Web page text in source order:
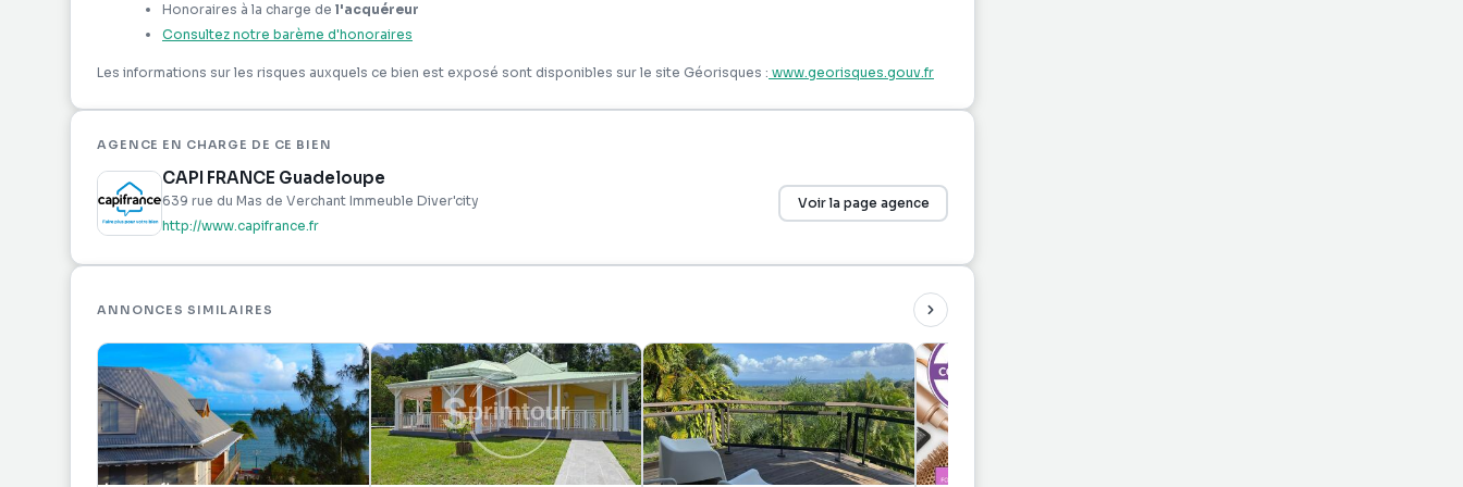
Construction de 2019 sous décennales encore valables ;
Architecture signée par un architecte DPLG ;
Toiture isolée ;
Menuiseries aluminium ;
Volets roulants électriques ;
Portail motorisé ;
Cabanon de rangement ;
Terrain entièrement clôturé.
Actuellement exploitée en location saisonnière, cette propriété
Honoraires à la charge de l'acquéreur
Consultez notre barème d'honoraires
Les informations sur les risques auxquels ce bien est exposé sont disponibles sur le site Géorisques : www.georisques.gouv.fr
AGENCE EN CHARGE DE CE BIEN
CAPI FRANCE Guadeloupe
639 rue du Mas de Verchant Immeuble Diver'city
http://www.capifrance.fr
Voir la page agence
ANNONCES SIMILAIRES